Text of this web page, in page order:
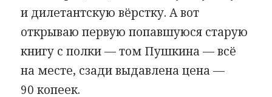
и дилетантскую вёрстку. А вот
открываю первую попавшуюся старую
книгу с полки — том Пушкина — всё
на месте, сзади выдавлена цена —
90 копеек.